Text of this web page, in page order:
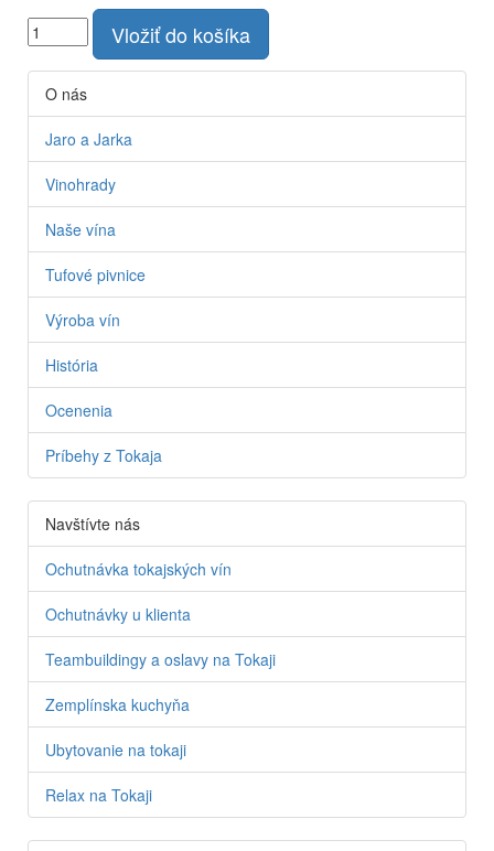
Vložiť do košíka
O nás
Jaro a Jarka
Vinohrady
Naše vína
Tufové pivnice
Výroba vín
História
Ocenenia
Príbehy z Tokaja
Navštívte nás
Ochutnávka tokajských vín
Ochutnávky u klienta
Teambuildingy a oslavy na Tokaji
Zemplínska kuchyňa
Ubytovanie na tokaji
Relax na Tokaji